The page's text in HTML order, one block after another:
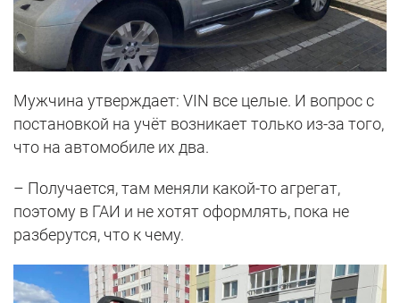
Мужчина утверждает: VIN все целые. И вопрос с
постановкой на учёт возникает только из-за того,
что на автомобиле их два.
– Получается, там меняли какой-то агрегат,
поэтому в ГАИ и не хотят оформлять, пока не
разберутся, что к чему.